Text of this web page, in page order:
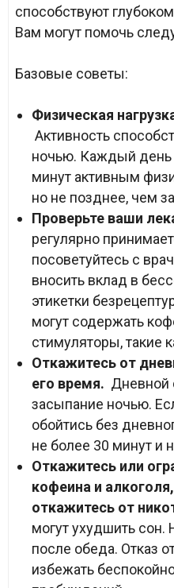
способствуют
Вам могут помочь
Базовые советы:
Физическая
Активность
ночью. Каждый день
минут активным
но не позднее, чем
Проверьте ваши
регулярно
посоветуйтесь с
вносить вклад в
этикетки
могут содержать
стимуляторы, такие
Откажитесь от
его время. Дневной
засыпание ночью.
обойтись без
не более 30 минут и
Откажитесь или
кофеина и
откажитесь от
могут ухудшить сон.
после обеда. Отказ
избежать